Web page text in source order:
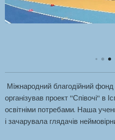
Міжнародний благодійний
організував проект "Співочі" в
освітніми потребами. Наша
і зачарувала глядачів